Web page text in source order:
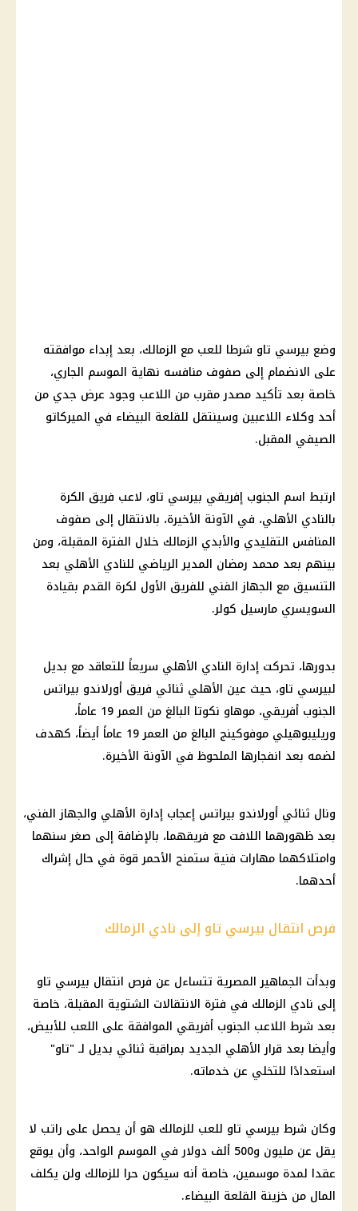
وضع بيرسي تاو شرطا للعب مع الزمالك، بعد إبداء موافقته
على الانضمام إلى صفوف منافسه نهاية الموسم الجاري،
خاصة بعد تأكيد مصدر مقرب من اللاعب وجود عرض جدي من
أحد وكلاء اللاعبين وسينتقل للقلعة البيضاء في الميركاتو
الصيفي المقبل.
ارتبط اسم الجنوب إفريقي بيرسي تاو، لاعب فريق الكرة
بالنادي الأهلي، في الآونة الأخيرة، بالانتقال إلى صفوف
المنافس التقليدي والأبدي الزمالك خلال الفترة المقبلة، ومن
بينهم بعد محمد رمضان المدير الرياضي للنادي الأهلي بعد
التنسيق مع الجهاز الفني للفريق الأول لكرة القدم بقيادة
السويسري مارسيل كولر.
بدورها، تحركت إدارة النادي الأهلي سريعاً للتعاقد مع بديل
لبيرسي تاو، حيث عين الأهلي ثنائي فريق أورلاندو بيراتس
الجنوب أفريقي، موهاو نكوتا البالغ من العمر 19 عاماً،
وريليبوهيلي موفوكينج البالغ من العمر 19 عاماً أيضاً، كهدف
لضمه بعد انفجارها الملحوظ في الآونة الأخيرة.
ونال ثنائي أورلاندو بيراتس إعجاب إدارة الأهلي والجهاز الفني،
بعد ظهورهما اللافت مع فريقهما، بالإضافة إلى صغر سنهما
وامتلاكهما مهارات فنية ستمنح الأحمر قوة في حال إشراك
أحدهما.
فرص انتقال بيرسي تاو إلى نادي الزمالك
وبدأت الجماهير المصرية تتساءل عن فرص انتقال بيرسي تاو
إلى نادي الزمالك في فترة الانتقالات الشتوية المقبلة، خاصة
بعد شرط اللاعب الجنوب أفريقي الموافقة على اللعب للأبيض،
وأيضا بعد قرار الأهلي الجديد بمراقبة ثنائي بديل لـ "تاو"
استعدادًا للتخلي عن خدماته.
وكان شرط بيرسي تاو للعب للزمالك هو أن يحصل على راتب لا
يقل عن مليون و500 ألف دولار في الموسم الواحد، وأن يوقع
عقدا لمدة موسمين، خاصة أنه سيكون حرا للزمالك ولن يكلف
المال من خزينة القلعة البيضاء.